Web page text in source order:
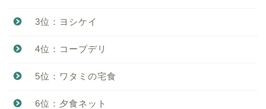
3位：ヨシケイ
4位：コープデリ
5位：ワタミの宅食
6位：夕食ネット